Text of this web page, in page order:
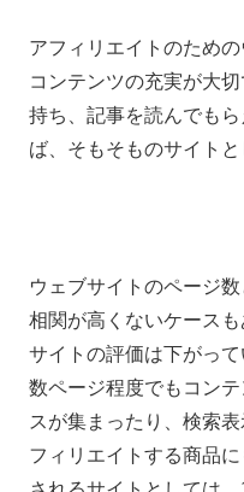
アフィリエイトのため
コンテンツの充実が大
持ち、記事を読んでも
ば、そもそものサイト
ウェブサイトのページ
相関が高くないケース
サイトの評価は下がって
数ページ程度でもコン
スが集まったり、検索
フィリエイトする商品